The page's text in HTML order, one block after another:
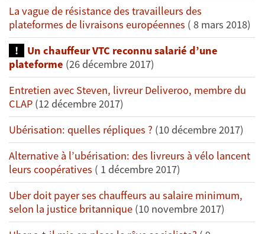
La vague de résistance des travailleurs des
plateformes de livraisons européennes ( 8 mars 2018)
Un chauffeur VTC reconnu salarié d’une
plateforme (26 décembre 2017)
Entretien avec Steven, livreur Deliveroo, membre du
CLAP (12 décembre 2017)
Ubérisation: quelles répliques ? (10 décembre 2017)
Alternative à l’ubérisation: des livreurs à vélo lancent
leurs coopératives ( 1 décembre 2017)
Uber doit payer ses chauffeurs au salaire minimum,
selon la justice britannique (10 novembre 2017)